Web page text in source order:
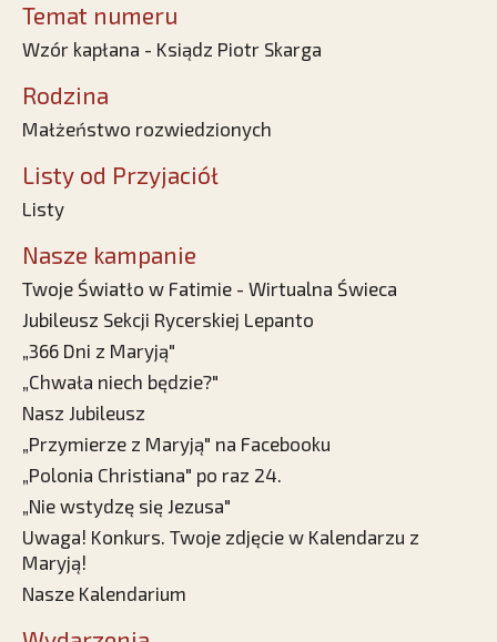
Temat numeru
Wzór kapłana - Ksiądz Piotr Skarga
Rodzina
Małżeństwo rozwiedzionych
Listy od Przyjaciół
Listy
Nasze kampanie
Twoje Światło w Fatimie - Wirtualna Świeca
Jubileusz Sekcji Rycerskiej Lepanto
„366 Dni z Maryją"
„Chwała niech będzie?"
Nasz Jubileusz
„Przymierze z Maryją" na Facebooku
„Polonia Christiana" po raz 24.
„Nie wstydzę się Jezusa"
Uwaga! Konkurs. Twoje zdjęcie w Kalendarzu z
Maryją!
Nasze Kalendarium